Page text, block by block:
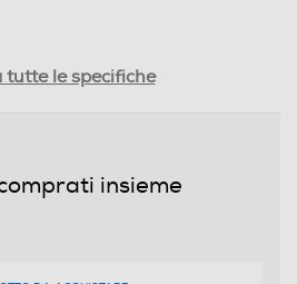
tutte le specifiche
insieme